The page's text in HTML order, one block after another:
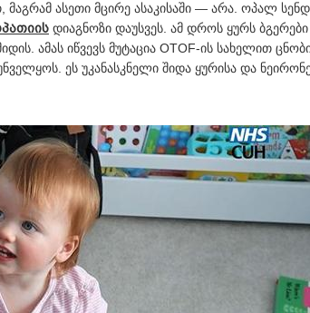
მაგრამ ასეთი მცირე ასაკისაში — არა. ოპალ
დიაგნოზი დაუსვეს. ამ დროს ყურს ბგერები
ამას იწვევს მუტაცია OTOF-ის სახელით
ეს უკანასკნელი შიდა ყურისა და